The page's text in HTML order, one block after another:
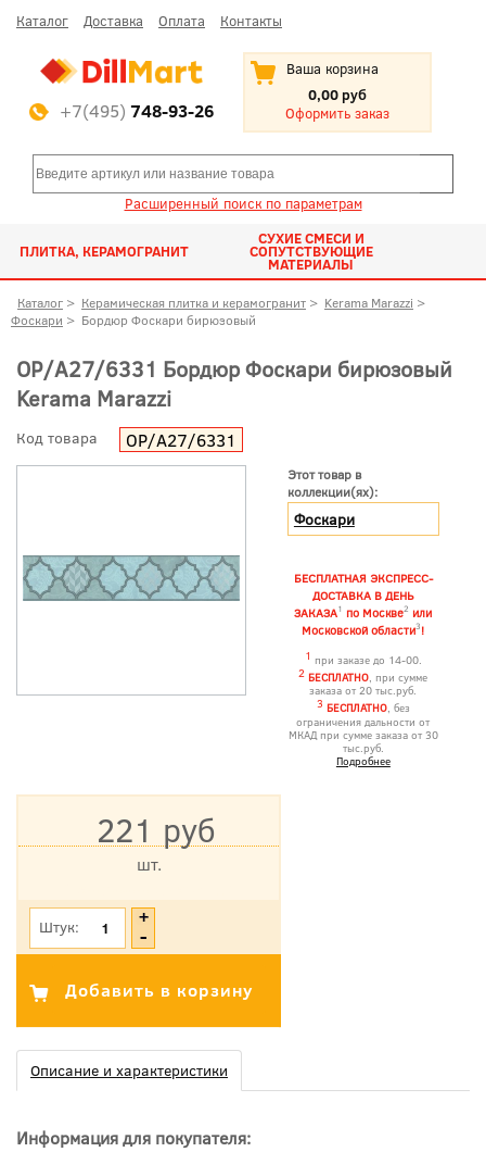
Каталог Доставка Оплата Контакты
+7(495) 748-93-26
Ваша корзина
0,00 руб
Оформить заказ
Расширенный поиск по параметрам
ПЛИТКА, КЕРАМОГРАНИТ
СУХИЕ СМЕСИ И
СОПУТСТВУЮЩИЕ
МАТЕРИАЛЫ
Каталог > Керамическая плитка и керамогранит > Kerama Marazzi >
Фоскари > Бордюр Фоскари бирюзовый
OP/A27/6331 Бордюр Фоскари бирюзовый
Kerama Marazzi
Код товара OP/A27/6331
Этот товар в
коллекции(ях):
Фоскари
БЕСПЛАТНАЯ ЭКСПРЕСС-
ДОСТАВКА В ДЕНЬ
ЗАКАЗА1 по Москве2 или
Московской области3!
1 при заказе до 14-00.
2 БЕСПЛАТНО, при сумме
заказа от 20 тыс.руб.
3 БЕСПЛАТНО, без
ограничения дальности от
МКАД при сумме заказа от 30
тыс.руб.
Подробнее
221 руб
шт.
Штук:
Описание и характеристики
Информация для покупателя: